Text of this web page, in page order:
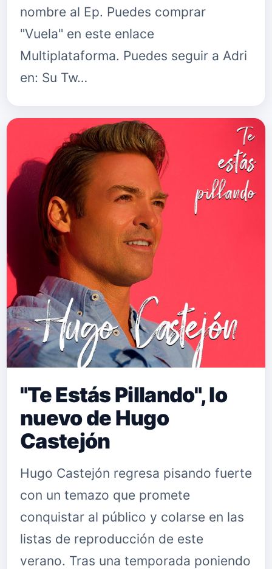
nombre al Ep. Puedes comprar
"Vuela" en este enlace
Multiplataforma. Puedes seguir a Adri
en: Su Tw…
"Te Estás Pillando", lo
nuevo de Hugo
Castejón
Hugo Castejón regresa pisando fuerte
con un temazo que promete
conquistar al público y colarse en las
listas de reproducción de este
verano. Tras una temporada poniendo